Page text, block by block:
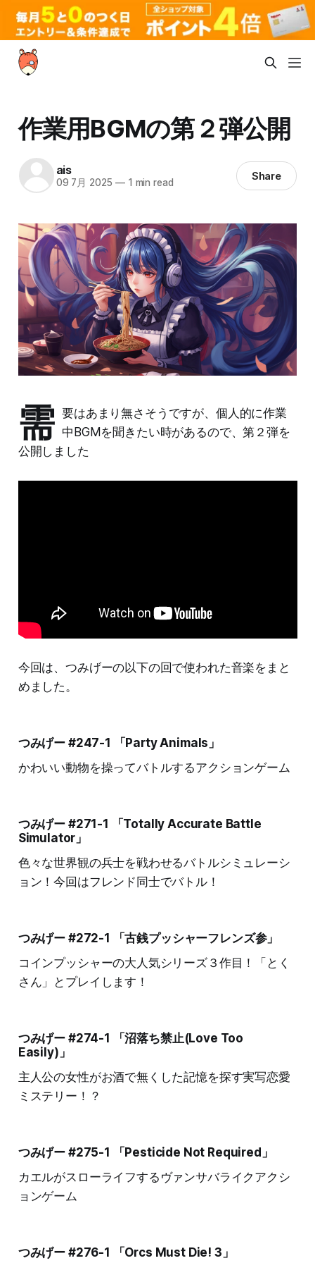
作業用BGMの第２弾公開
ais
09 7月 2025 —1 min read Share
需 要はあまり無さそうですが、個人的に作業
中BGMを聞きたい時があるので、第２弾を
公開しました
今回は、つみげーの以下の回で使われた音楽をまと
めました。
つみげー #247-1 「Party Animals」
かわいい動物を操ってバトルするアクションゲーム
つみげー #271-1 「Totally Accurate Battle
Simulator」
色々な世界観の兵士を戦わせるバトルシミュレーシ
ョン！今回はフレンド同士でバトル！
つみげー #272-1 「古銭プッシャーフレンズ参」
コインプッシャーの大人気シリーズ３作目！「とく
さん」とプレイします！
つみげー #274-1 「沼落ち禁止(Love Too
Easily)」
主人公の女性がお酒で無くした記憶を探す実写恋愛
ミステリー！？
つみげー #275-1 「Pesticide Not Required」
カエルがスローライフするヴァンサバライクアクシ
ョンゲーム
つみげー #276-1 「Orcs Must Die! 3」